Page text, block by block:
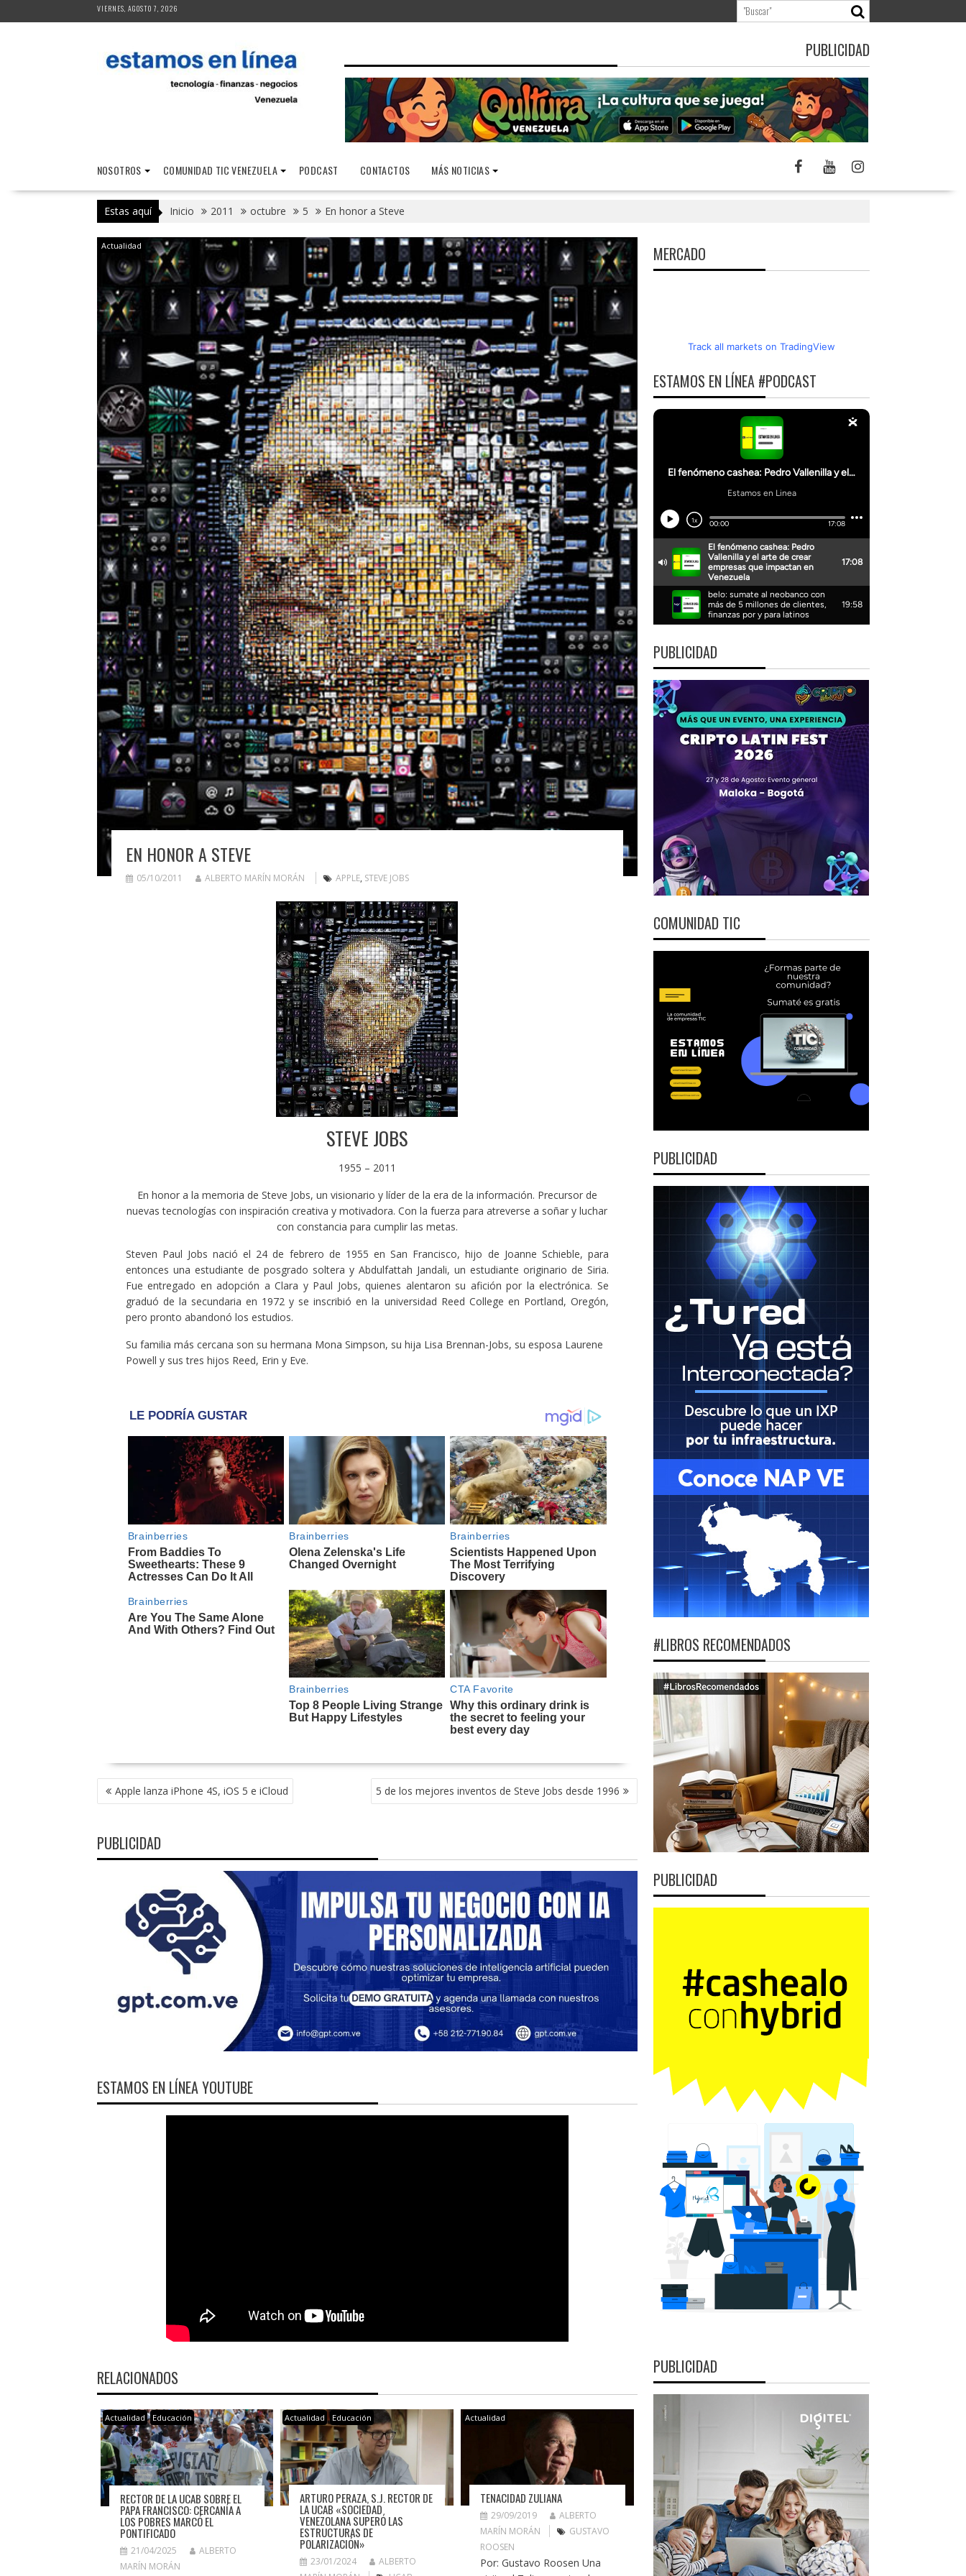
al
VIERNES, AGOSTO 7, 2026
PUBLICIDAD
NOSOTROS COMUNIDAD TIC VENEZUELA PODCAST CONTACTOS MÁS NOTICIAS
Estas aquí Inicio 2011 octubre 5 En honor a Steve
Actualidad
EN HONOR A STEVE
05/10/2011 ALBERTO MARÍN MORÁN APPLE, STEVE JOBS
STEVE JOBS
1955 – 2011
En honor a la memoria de Steve Jobs, un visionario y líder de la era de la información. Precursor de
nuevas tecnologías con inspiración creativa y motivadora. Con la fuerza para atreverse a soñar y luchar
con constancia para cumplir las metas.
Steven Paul Jobs nació el 24 de febrero de 1955 en San Francisco, hijo de Joanne Schieble, para
entonces una estudiante de posgrado soltera y Abdulfattah Jandali, un estudiante originario de Siria.
Fue entregado en adopción a Clara y Paul Jobs, quienes alentaron su afición por la electrónica. Se
graduó de la secundaria en 1972 y se inscribió en la universidad Reed College en Portland, Oregón,
pero pronto abandonó los estudios.
Su familia más cercana son su hermana Mona Simpson, su hija Lisa Brennan-Jobs, su esposa Laurene
Powell y sus tres hijos Reed, Erin y Eve.
NAVEGACIÓN
DE Apple lanza iPhone 4S, iOS 5 e iCloud 5 de los mejores inventos de Steve Jobs desde 1996
PUBLICIDAD
ESTAMOS EN LÍNEA YOUTUBE
RELACIONADOS
Actualidad Educación
RECTOR DE LA UCAB SOBRE EL
PAPA FRANCISCO: CERCANÍA A
LOS POBRES MARCÓ EL
PONTIFICADO
21/04/2025
ALBERTO
MARÍN MORÁN
Actualidad Educación
ARTURO PERAZA, S.J. RECTOR DE
LA UCAB «SOCIEDAD
VENEZOLANA SUPERÓ LAS
ESTRUCTURAS DE
POLARIZACIÓN»
23/01/2024
ALBERTO
Actualidad
TENACIDAD ZULIANA
29/09/2019
ALBERTO
MARÍN MORÁN
GUSTAVO
ROOSEN
Por: Gustavo Roosen Una
MERCADO
Track all markets on TradingView
ESTAMOS EN LÍNEA #PODCAST
PUBLICIDAD
COMUNIDAD TIC
PUBLICIDAD
#LIBROS RECOMENDADOS
PUBLICIDAD
PUBLICIDAD